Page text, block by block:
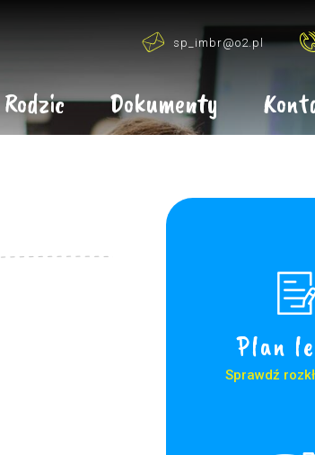
sp_imbr@o2.pl
Rodzic Dokumenty
Plan
Sprawdź